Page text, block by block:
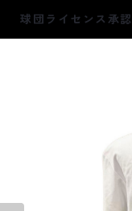
球団ライセンス承